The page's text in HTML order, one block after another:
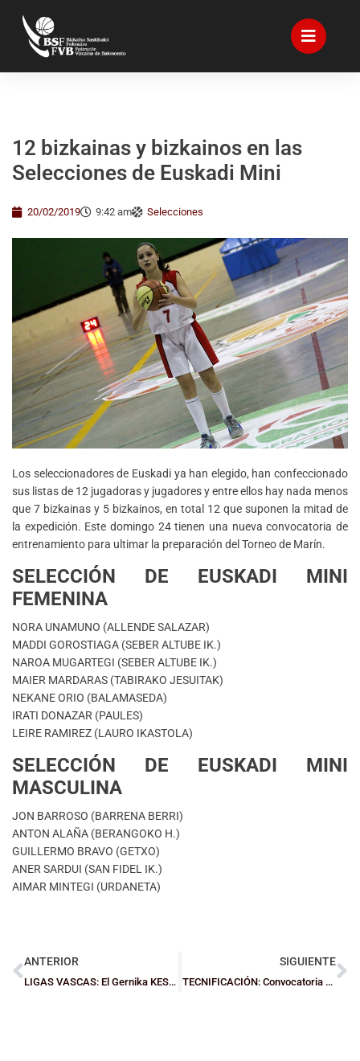
12 bizkainas y bizkainos en las
Selecciones de Euskadi Mini
20/02/2019 9:42 am Selecciones
Los seleccionadores de Euskadi ya han elegido, han confeccionado
sus listas de 12 jugadoras y jugadores y entre ellos hay nada menos
que 7 bizkainas y 5 bizkainos, en total 12 que suponen la mitad de
la expedición. Este domingo 24 tienen una nueva convocatoria de
entrenamiento para ultimar la preparación del Torneo de Marín.
SELECCIÓN DE EUSKADI MINI
FEMENINA
NORA UNAMUNO (ALLENDE SALAZAR)
MADDI GOROSTIAGA (SEBER ALTUBE IK.)
NAROA MUGARTEGI (SEBER ALTUBE IK.)
MAIER MARDARAS (TABIRAKO JESUITAK)
NEKANE ORIO (BALAMASEDA)
IRATI DONAZAR (PAULES)
LEIRE RAMIREZ (LAURO IKASTOLA)
SELECCIÓN DE EUSKADI MINI
MASCULINA
JON BARROSO (BARRENA BERRI)
ANTON ALAÑA (BERANGOKO H.)
GUILLERMO BRAVO (GETXO)
ANER SARDUI (SAN FIDEL IK.)
AIMAR MINTEGI (URDANETA)
ANTERIOR
LIGAS VASCAS: El Gernika KESB se apunta el derbi en JF y Loiola vuelve a tropezar
SIGUIENTE
TECNIFICACIÓN: Convocatoria para el domingo 24